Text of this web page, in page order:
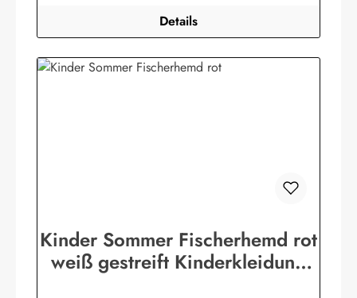
Details
Kinder Sommer Fischerhemd rot
weiß gestreift Kinderkleidung